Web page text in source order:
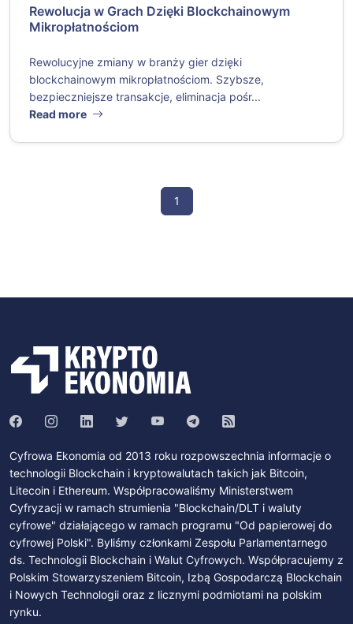
Rewolucja w Grach Dzięki Blockchainowym
Mikropłatnościom
Rewolucyjne zmiany w branży gier dzięki
blockchainowym mikropłatnościom. Szybsze,
bezpieczniejsze transakcje, eliminacja pośr...
Read more
1
Cyfrowa Ekonomia od 2013 roku rozpowszechnia informacje o
technologii Blockchain i kryptowalutach takich jak Bitcoin,
Litecoin i Ethereum. Współpracowaliśmy Ministerstwem
Cyfryzacji w ramach strumienia "Blockchain/DLT i waluty
cyfrowe" działającego w ramach programu "Od papierowej do
cyfrowej Polski". Byliśmy członkami Zespołu Parlamentarnego
ds. Technologii Blockchain i Walut Cyfrowych. Współpracujemy z
Polskim Stowarzyszeniem Bitcoin, Izbą Gospodarczą Blockchain
i Nowych Technologii oraz z licznymi podmiotami na polskim
rynku.